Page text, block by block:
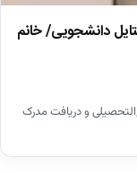
دانشجویی/ خانم
و دریافت مدرک